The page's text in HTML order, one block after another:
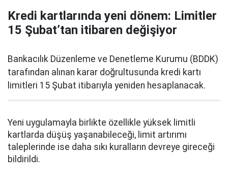
Kredi kartlarında yeni dönem: Limitler
15 Şubat’tan itibaren değişiyor
Bankacılık Düzenleme ve Denetleme Kurumu (BDDK)
tarafından alınan karar doğrultusunda kredi kartı
limitleri 15 Şubat itibarıyla yeniden hesaplanacak.
Yeni uygulamayla birlikte özellikle yüksek limitli
kartlarda düşüş yaşanabileceği, limit artırımı
taleplerinde ise daha sıkı kuralların devreye gireceği
bildirildi.